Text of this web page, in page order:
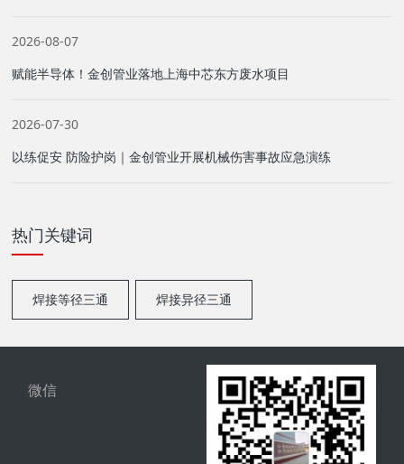
2026-08-07
赋能半导体！金创管业落地上海中芯东方废水项目
2026-07-30
以练促安 防险护岗｜金创管业开展机械伤害事故应急演练
热门关键词
焊接等径三通 焊接异径三通
微信